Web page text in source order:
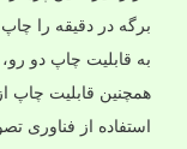
برگه در دقیقه را
همچنین قابلیت چاپ
استفاده از فناوری